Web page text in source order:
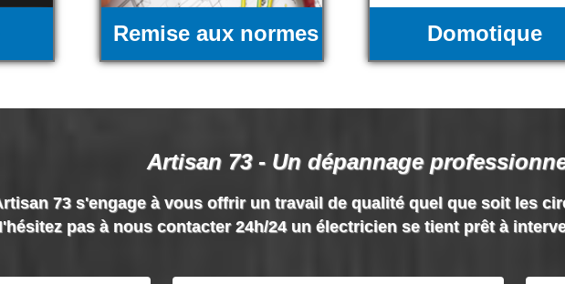
Remise aux normes Domotique
Artisan 73 - Un dépannage
73 s'engage à vous offrir un travail de qualité quel que soit les
pas à nous contacter 24h/24 un électricien se tient prêt à